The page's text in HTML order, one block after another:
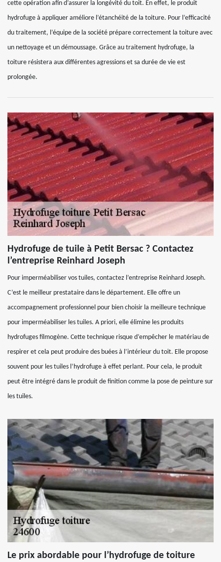
cette opération afin d’assurer la longévité du toit. En effet, le produit
hydrofuge à appliquer améliore l’étanchéité de la toiture. Pour l’efficacité
du traitement, l’équipe de la société prépare correctement la toiture avec
un nettoyage et un démoussage. Grâce au traitement hydrofuge, la
toiture résistera aux différentes agressions et sa durée de vie est
prolongée.
Hydrofuge de tuile à Petit Bersac ? Contactez
l’entreprise Reinhard Joseph
Pour imperméabiliser vos tuiles, contactez l’entreprise Reinhard Joseph.
C’est le meilleur prestataire dans le département. Elle offre un
accompagnement professionnel pour bien choisir la meilleure technique
pour imperméabiliser les tuiles. A priori, elle élimine les produits
hydrofuges filmogène. Cette technique risque d’empêcher le matériau de
respirer et cela peut produire des buées à l’intérieur du toit. Elle propose
souvent pour les tuiles l’hydrofuge à effet perlant. Pour cela, le produit
peut être intégré dans le produit de finition comme la pose de peinture sur
les tuiles.
Le prix abordable pour l’hydrofuge de toiture